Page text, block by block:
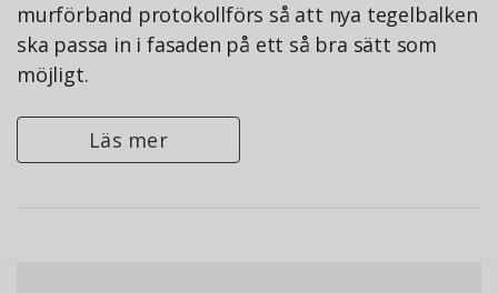
murförband protokollförs så att nya tegelbalken
ska passa in i fasaden på ett så bra sätt som
möjligt.
Läs mer